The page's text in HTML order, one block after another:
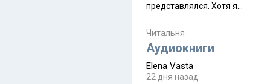
представлялся. Хотя я
краешек, но все же схватила
ауру штата, как-то он меня
природа, мягкие
Читальня
Аудиокниги
Elena Vasta
22 дня назад